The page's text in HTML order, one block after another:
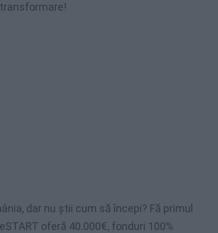
dar nu știi cum să începi? Fă primul
oferă 40.000€, fonduri 100%